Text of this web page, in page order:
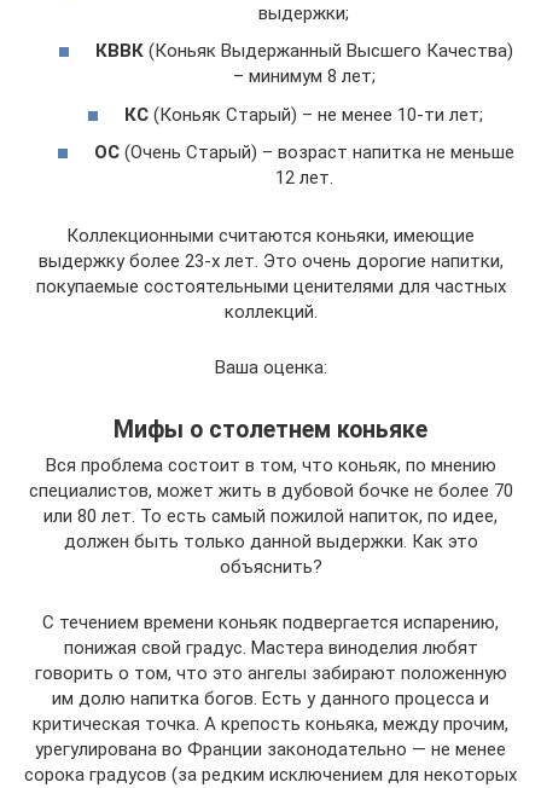
выдержки;
КВВК(Коньяк Выдержанный Высшего Качества)
– минимум 8 лет;
КС (Коньяк Старый) – не менее 10-ти лет;
ОС(Очень Старый) – возраст напитка не меньше
12 лет.
Коллекционными считаются коньяки, имеющие
выдержку более 23-х лет. Это очень дорогие напитки,
покупаемые состоятельными ценителями для частных
коллекций.
Ваша оценка:
Мифы о столетнем коньяке
Вся проблема состоит в том, что коньяк, по мнению
специалистов, может жить в дубовой бочке не более 70
или 80 лет. То есть самый пожилой напиток, по идее,
должен быть только данной выдержки. Как это
объяснить?
С течением времени коньяк подвергается испарению,
понижая свой градус. Мастера виноделия любят
говорить о том, что это ангелы забирают положенную
им долю напитка богов. Есть у данного процесса и
критическая точка. А крепость коньяка, между прочим,
урегулирована во Франции законодательно — не менее
сорока градусов (за редким исключением для некоторых